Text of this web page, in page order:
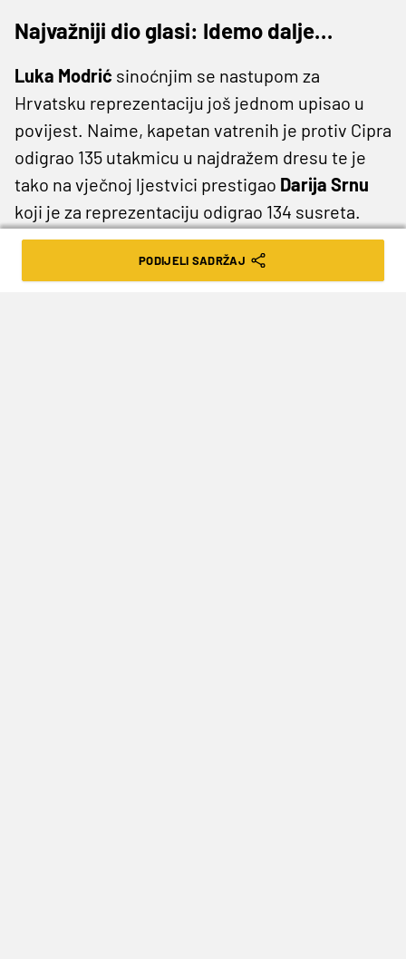
RIJETKI MOGU OVO NAPRAVITI ŠTO SI
TI ZA NAŠU REPREZENTACIJU
VRIJEME ČITANJA: 5MIN | NED. 28.03.21. | 08:59
Najvažniji dio glasi: Idemo dalje…
PODIJELI SADRŽAJ